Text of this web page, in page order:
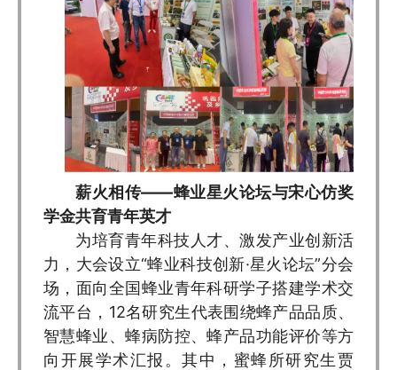
薪火相传——蜂业星火论坛与宋心仿奖
学金共育青年英才
为培育青年科技人才、激发产业创新活
力，大会设立“蜂业科技创新·星火论坛”分会
场，面向全国蜂业青年科研学子搭建学术交
流平台，12名研究生代表围绕蜂产品品质、
智慧蜂业、蜂病防控、蜂产品功能评价等方
向开展学术汇报。其中，蜜蜂所研究生贾